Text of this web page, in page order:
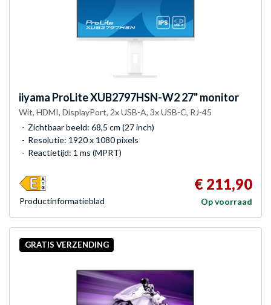
iiyama ProLite XUB2797HSN-W2 27" monitor
Wit, HDMI, DisplayPort, 2x USB-A, 3x USB-C, RJ-45
Zichtbaar beeld: 68,5 cm (27 inch)
Resolutie: 1920 x 1080 pixels
Reactietijd: 1 ms (MPRT)
€ 211,90
Op voorraad
Product­informatieblad
GRATIS VERZENDING